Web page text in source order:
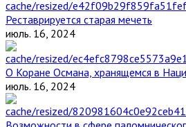
Реставрируется старая мечеть
июль. 16, 2024
О Коране Османа, хранящемся в
июль. 16, 2024